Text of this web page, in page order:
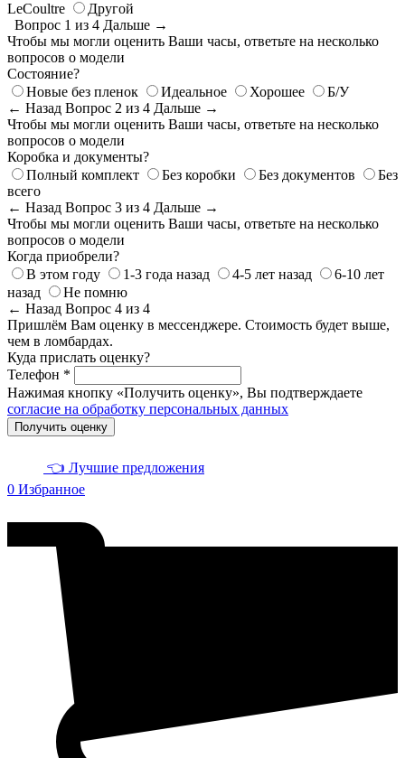
LeCoultre
Другой
Вопрос 1 из 4 Дальше →
Чтобы мы могли оценить Ваши часы, ответьте на несколько
вопросов о модели
Состояние?
Новые без пленок
Идеальное Хорошее
Б/У
← Назад Вопрос 2 из 4 Дальше →
Чтобы мы могли оценить Ваши часы, ответьте на несколько
вопросов о модели
Коробка и документы?
Полный комплект
Без коробки Без документов
Без
всего
← Назад Вопрос 3 из 4 Дальше →
Чтобы мы могли оценить Ваши часы, ответьте на несколько
вопросов о модели
Когда приобрели?
В этом году
1-3 года назад 4-5 лет назад
6-10 лет
назад
Не помню
← Назад Вопрос 4 из 4
Пришлём Вам оценку в мессенджере. Стоимость будет выше,
чем в ломбардах.
Куда прислать оценку?
Телефон *
Нажимая кнопку «Получить оценку», Вы подтверждаете
согласие на обработку персональных данных
Получить оценку
👈 Лучшие предложения
0 Избранное